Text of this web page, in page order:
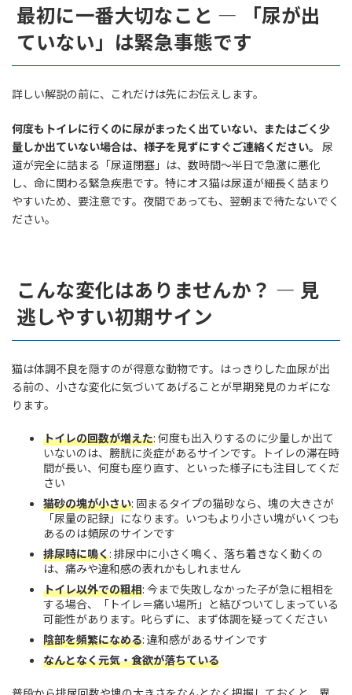
最初に一番大切なこと — 「尿が出
ていない」は緊急事態です
詳しい解説の前に、これだけは先にお伝えします。
何度もトイレに行くのに尿がまったく出ていない、またはごく少
量しか出ていない場合は、様子を見ずにすぐご連絡ください。 尿
道が完全に詰まる「尿道閉塞」は、数時間〜半日で急激に悪化
し、命に関わる緊急疾患です。特にオス猫は尿道が細長く詰まり
やすいため、要注意です。夜間であっても、翌朝まで待たないでく
ださい。
こんな変化はありませんか？ — 見
逃しやすい初期サイン
猫は体調不良を隠すのが得意な動物です。はっきりした血尿が出
る前の、小さな変化に気づいてあげることが早期発見のカギにな
ります。
トイレの回数が増えた: 何度も出入りするのに少量しか出て
いないのは、膀胱に炎症があるサインです。トイレの滞在時
間が長い、何度も座り直す、といった様子にも注目してくだ
さい
猫砂の塊が小さい: 固まるタイプの猫砂なら、塊の大きさが
「尿量の記録」になります。いつもより小さい塊がいくつも
あるのは頻尿のサインです
排尿時に鳴く: 排尿中に小さく鳴く、落ち着きなく動くの
は、痛みや違和感の表れかもしれません
トイレ以外での粗相: 今まで失敗しなかった子が急に粗相を
する場合、「トイレ＝痛い場所」と結びついてしまっている
可能性があります。叱らずに、まず体調を疑ってください
陰部を頻繁になめる: 違和感があるサインです
なんとなく元気・食欲が落ちている